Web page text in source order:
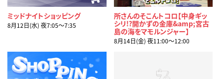
ミッドナイトショッピング
8月12日(水) 夜7:05〜7:35
所さんのそこんトコロ【中身ギッ
シリ!?開かずの金庫&amp;宮古
島の海をマモルンジャー】
8月14日(金) 夜11:00〜12:00